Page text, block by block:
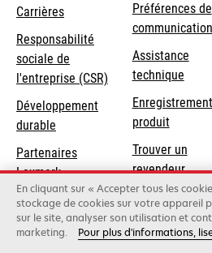
Carrières
s’ouvre
dans
un
nouvel
onglet
Responsabilité
sociale de
l'entreprise (CSR) s’ouvre
onglet
Développement
durable
Partenaires
Lexmark
Préférences de
communication
s’ouvre
dans
un
nouvel
onglet
Assistance
techniques’ouvre
un
onglet
produit
Trouver un
revendeur
Lexmark International, Inc.,
©2026 Tous droits réservés.
En cliquant sur « Accepter tous les
stockage de cookies sur votre appareil
sur le site, analyser son utilisation et
marketing.
Pour plus d'informations,